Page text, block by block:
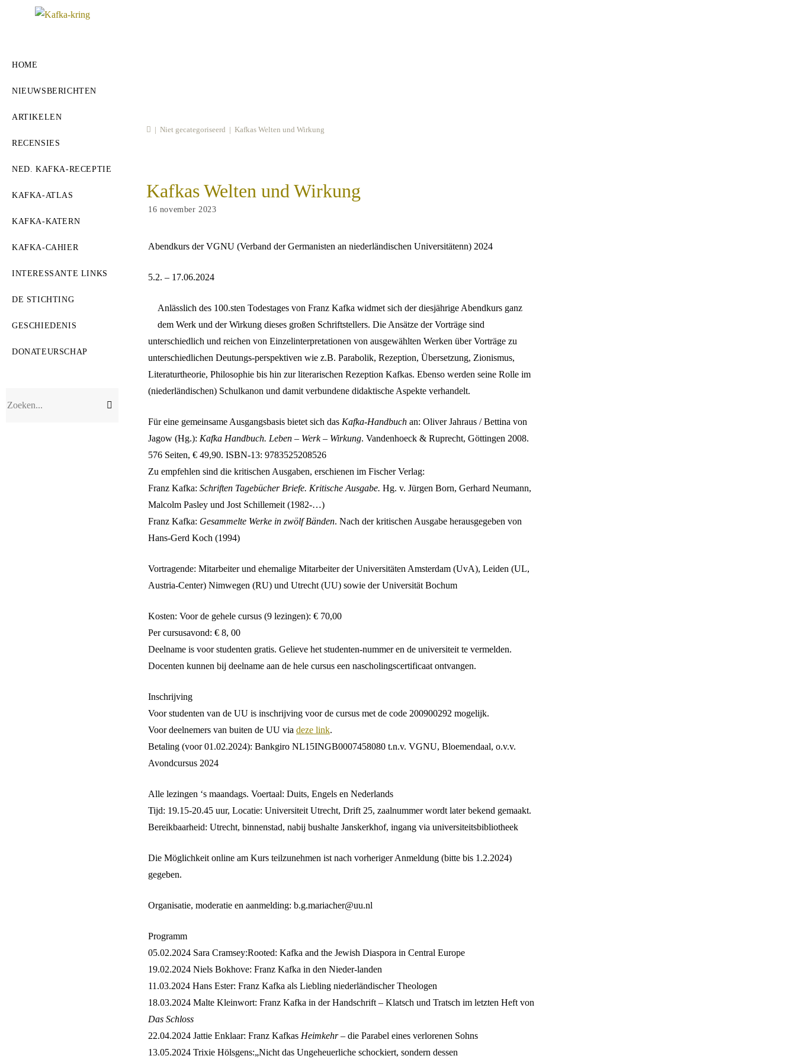
HOME
NIEUWSBERICHTEN
ARTIKELEN
RECENSIES
NED. KAFKA-RECEPTIE
KAFKA-ATLAS
KAFKA-KATERN
KAFKA-CAHIER
INTERESSANTE LINKS
DE STICHTING
GESCHIEDENIS
DONATEURSCHAP
Zoeken...
Kafkas Welten und Wirkung
| Niet gecategoriseerd | Kafkas Welten und Wirkung
Bericht
16 november 2023
Abendkurs der VGNU (Verband der Germanisten an niederländischen Uni­versitätenn) 2024
5.2. – 17.06.2024
Anlässlich des 100.sten Todestages von Franz Kafka widmet sich der diesjährige Abendkurs ganz
dem Werk und der Wirkung dieses großen Schriftstellers. Die Ansätze der Vorträge sind
unterschiedlich und reichen von Einzelinterpretationen von ausgewählten Werken über Vorträge zu
unterschiedlichen Deutungs-perspektiven wie z.B. Parabolik, Rezeption, Übersetzung, Zionismus,
Literaturtheorie, Philosophie bis hin zur literarischen Rezeption Kafkas. Ebenso werden seine Rolle im
(niederländischen) Schulkanon und damit verbundene didaktische Aspekte verhandelt.
Für eine gemeinsame Ausgangsbasis bietet sich das Kafka-Handbuch an: Oliver Jahraus / Bettina von
Jagow (Hg.): Kafka Handbuch. Leben – Werk – Wirkung. Vandenhoeck & Ruprecht, Göttingen 2008.
576 Seiten, € 49,90. ISBN-13: 9783525208526
Zu empfehlen sind die kritischen Ausgaben, erschienen im Fischer Verlag:
Franz Kafka: Schriften Tagebücher Briefe. Kritische Ausgabe. Hg. v. Jürgen Born, Gerhard Neumann,
Malcolm Pasley und Jost Schillemeit (1982-…)
Franz Kafka: Gesammelte Werke in zwölf Bänden. Nach der kritischen Ausgabe herausgegeben von
Hans-Gerd Koch (1994)
Vortragende: Mitarbeiter und ehemalige Mitarbeiter der Universitäten Amsterdam (UvA), Leiden (UL,
Austria-Center) Nimwegen (RU) und Utrecht (UU) sowie der Universität Bochum
Kosten: Voor de gehele cursus (9 lezingen): € 70,00
Per cursusavond: € 8, 00
Deelname is voor studenten gratis. Gelieve het studenten-nummer en de universiteit te vermelden.
Docenten kunnen bij deelname aan de hele cursus een nascholingscertificaat ontvangen.
Inschrijving
Voorstudenten van de UU is inschrijving voor de cursus met de code 200900292 mogelijk.
Voor deelnemers van buiten de UU via deze link.
Betaling (voor 01.02.2024): Bankgiro NL15INGB0007458080 t.n.v. VGNU, Bloemendaal, o.v.v.
Avondcursus 2024
Alle lezingen ‘s maandags. Voertaal: Duits, Engels en Nederlands
Tijd: 19.15-20.45 uur, Locatie: Universiteit Utrecht, Drift 25, zaalnummer wordt later bekend gemaakt.
Bereikbaarheid: Utrecht, binnenstad, nabij bushalte Janskerkhof, ingang via universiteitsbibliotheek
Die Möglichkeit online am Kurs teilzunehmen ist nach vorheriger Anmeldung (bitte bis 1.2.2024)
gegeben.
Organisatie, moderatie en aanmelding: b.g.mariacher@uu.nl
Programm
05.02.2024 Sara Cramsey:Rooted: Kafka and the Jewish Diaspora in Central Europe
19.02.2024 Niels Bokhove: Franz Kafka in den Nieder-landen
11.03.2024 Hans Ester: Franz Kafka als Liebling niederländischer Theologen
18.03.2024 Malte Kleinwort: Franz Kafka in der Handschrift – Klatsch und Tratsch im letzten Heft von
Das Schloss
22.04.2024 Jattie Enklaar: Franz Kafkas Heimkehr– die Parabel eines verlorenen Sohns
13.05.2024 Trixie Hölsgens:„Nicht das Ungeheuerliche schockiert, sondern dessen